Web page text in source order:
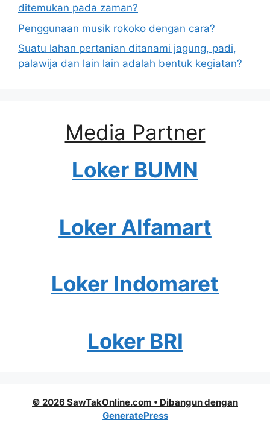
ditemukan pada zaman?
Penggunaan musik rokoko dengan cara?
Suatu lahan pertanian ditanami jagung, padi,
palawija dan lain lain adalah bentuk kegiatan?
Media Partner
Loker BUMN
Loker Alfamart
Loker Indomaret
Loker BRI
© 2026 SawTakOnline.com • Dibangun dengan
GeneratePress